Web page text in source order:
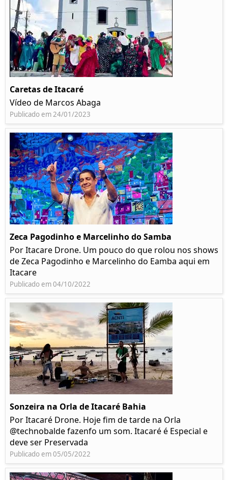
Caretas de Itacaré
Vídeo de Marcos Abaga
Publicado em 24/01/2023
Zeca Pagodinho e Marcelinho do Samba
Por Itacare Drone. Um pouco do que rolou nos shows
de Zeca Pagodinho e Marcelinho do Eamba aqui em
Itacare
Publicado em 04/10/2022
Sonzeira na Orla de Itacaré Bahia
Por Itacaré Drone. Hoje fim de tarde na Orla
@technobalde fazenfo um som. Itacaré é Especial e
deve ser Preservada
Publicado em 05/05/2022